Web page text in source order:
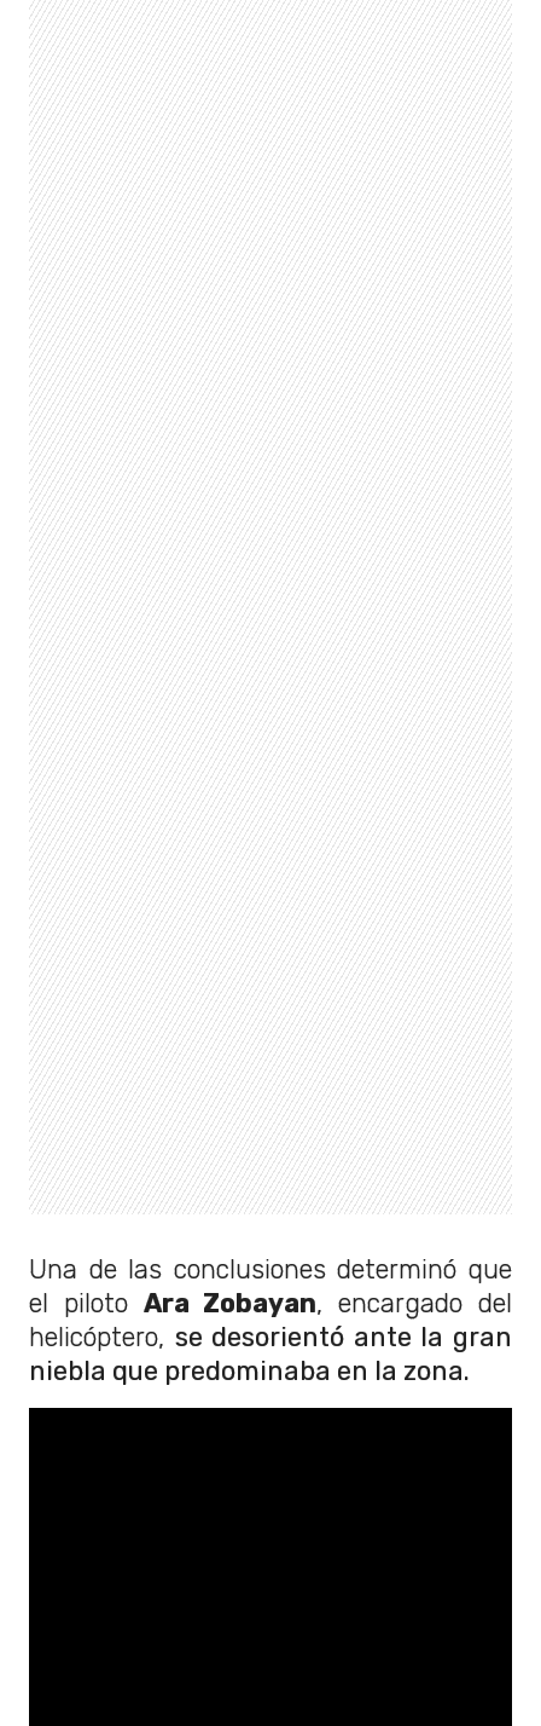
Una de las conclusiones determinó que
el piloto Ara Zobayan, encargado del
helicóptero, se desorientó ante la gran
niebla que predominaba en la zona.